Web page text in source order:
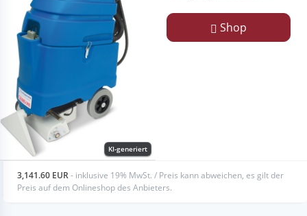
KI-generiert
Shop
3,141.60 EUR- inklusive 19% MwSt. / Preis kann abweichen, es gilt der
Preis auf dem Onlineshop des Anbieters.